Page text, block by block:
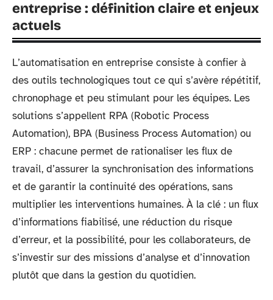
entreprise : définition claire et enjeux
actuels
L’automatisation en entreprise consiste à confier à
des outils technologiques tout ce qui s’avère répétitif,
chronophage et peu stimulant pour les équipes. Les
solutions s’appellent RPA (Robotic Process
Automation), BPA (Business Process Automation) ou
ERP : chacune permet de rationaliser les flux de
travail, d’assurer la synchronisation des informations
et de garantir la continuité des opérations, sans
multiplier les interventions humaines. À la clé : un flux
d’informations fiabilisé, une réduction du risque
d’erreur, et la possibilité, pour les collaborateurs, de
s’investir sur des missions d’analyse et d’innovation
plutôt que dans la gestion du quotidien.